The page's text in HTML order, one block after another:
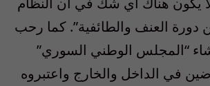
العنف والطائفية”. كما رحب
“المجلس الوطني السوري”
في الداخل والخارج واعتبروه